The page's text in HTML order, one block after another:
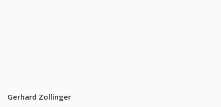
Gerhard Zollinger